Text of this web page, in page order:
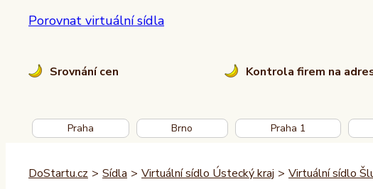
Porovnat virtuální sídla
Srovnání cen Kontrola firem na
Praha Brno Praha 1
DoStartu.cz > Sídla > Virtuální sídlo Ústecký kraj > Virtuální sídlo